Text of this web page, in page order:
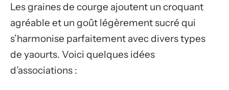
Les graines de courge ajoutent un croquant
agréable et un goût légèrement sucré qui
s’harmonise parfaitement avec divers types
de yaourts. Voici quelques idées
d’associations :